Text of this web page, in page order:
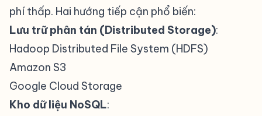
phí thấp. Hai hướng tiếp cận phổ biến:
Lưu trữ phân tán (Distributed Storage):
Hadoop Distributed File System (HDFS)
Amazon S3
Google Cloud Storage
Kho dữ liệu NoSQL: